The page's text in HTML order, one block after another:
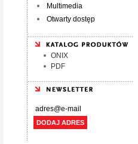
Multimedia
Otwarty dostęp
ONIX
PDF
DODAJ ADRES